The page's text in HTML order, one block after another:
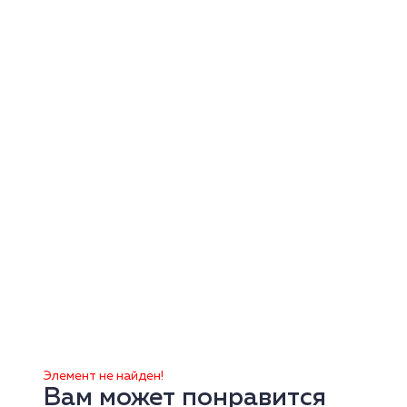
Элемент не найден!
Вам может понравится